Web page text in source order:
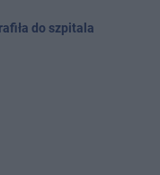
do szpitala